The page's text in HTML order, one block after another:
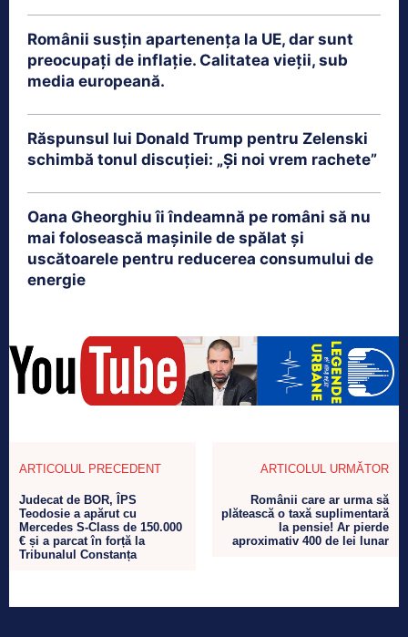
Românii susțin apartenența la UE, dar sunt
preocupați de inflație. Calitatea vieții, sub
media europeană.
Răspunsul lui Donald Trump pentru Zelenski
schimbă tonul discuției: „Și noi vrem rachete”
Oana Gheorghiu îi îndeamnă pe români să nu
mai folosească mașinile de spălat și
uscătoarele pentru reducerea consumului de
energie
ARTICOLUL PRECEDENT
Judecat de BOR, ÎPS
Teodosie a apărut cu
Mercedes S-Class de 150.000
€ și a parcat în forță la
Tribunalul Constanța
ARTICOLUL URMĂTOR
Românii care ar urma să
plătească o taxă suplimentară
la pensie! Ar pierde
aproximativ 400 de lei lunar